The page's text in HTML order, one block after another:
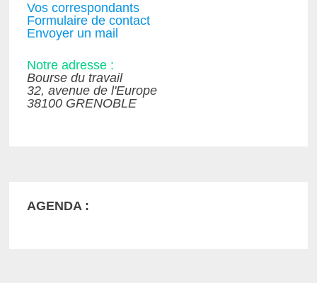
Vos correspondants
Formulaire de contact
Envoyer un mail
Notre adresse :
Bourse du travail
32, avenue de l'Europe
38100 GRENOBLE
AGENDA :